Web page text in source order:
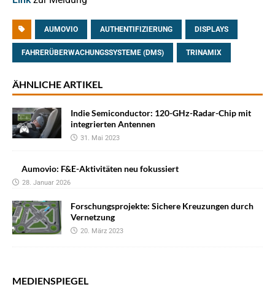
AUMOVIO AUTHENTIFIZIERUNG DISPLAYS
FAHRERÜBERWACHUNGSSYSTEME (DMS) TRINAMIX
ÄHNLICHE ARTIKEL
Indie Semiconductor: 120-GHz-Radar-Chip mit
integrierten Antennen
31. Mai 2023
Aumovio: F&E-Aktivitäten neu fokussiert
28. Januar 2026
Forschungsprojekte: Sichere Kreuzungen durch
Vernetzung
20. März 2023
MEDIENSPIEGEL